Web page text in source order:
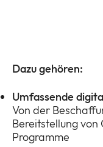
Dazu gehören:
Umfassende
Von der
Bereitstellung von
Programme